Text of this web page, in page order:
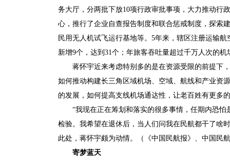
务大厅，分两批下放10项行政审批事项，大力推动行
心，推行了企业自查报告制度和联合惩戒制度，探索
民用无人机试飞运行基地等。5年来，辖区注册运输
新增9个，达到31个；年旅客吞吐量超过千万人次的机
蒋怀宇近来考虑特别多的是在资源受限的前提下
如何推动构建长三角区域机场、空域、航线和产业资
的发展，如何提高支线机场通达性，让老百姓有更
“我现在正在筹划和落实的很多事情，任期内恐
检验。我希望在退休后，当人们问我在民航都干了啥
此处，蒋怀宇颇为动情。（《中国民航报》、中国民
寄梦蓝天